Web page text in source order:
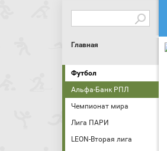
Главная
Футбол
Альфа-Банк РПЛ
Чемпионат мира
Лига ПАРИ
LEON-Вторая лига